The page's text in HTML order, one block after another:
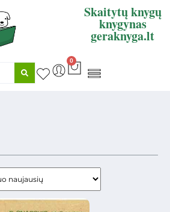
Skaitytų knygų
knygynas
geraknyga.lt
0